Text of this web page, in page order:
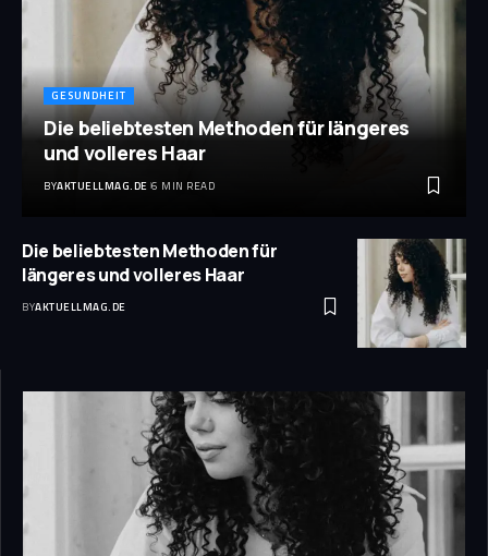
GESUNDHEIT
Die beliebtesten Methoden für längeres
und volleres Haar
BYAKTUELLMAG.DE 6 MIN READ
Die beliebtesten Methoden für
längeres und volleres Haar
BYAKTUELLMAG.DE